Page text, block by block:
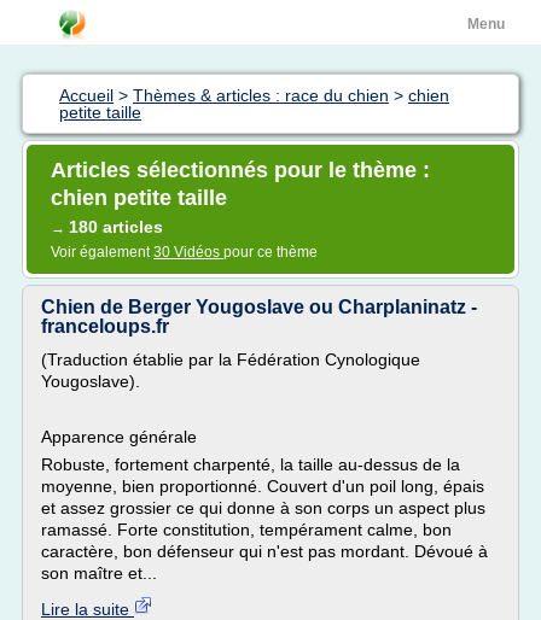
Menu
Accueil > Thèmes & articles : race du chien > chien
petite taille
Articles sélectionnés pour le thème :
chien petite taille
→ 180 articles
Voir également30 Vidéos pour ce thème
Chien de Berger Yougoslave ou Charplaninatz -
franceloups.fr
(Traduction établie par la Fédération Cynologique
Yougoslave).
Apparence générale
Robuste, fortement charpenté, la taille au-dessus de la
moyenne, bien proportionné. Couvert d'un poil long, épais
et assez grossier ce qui donne à son corps un aspect plus
ramassé. Forte constitution, tempérament calme, bon
caractère, bon défenseur qui n'est pas mordant. Dévoué à
son maître et...
Lire la suite